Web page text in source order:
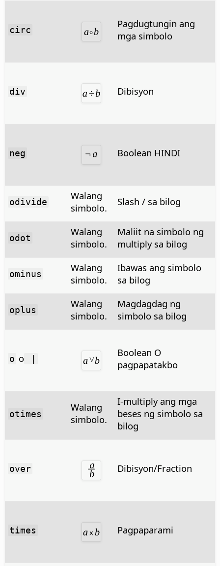
circ
Pagdugtungin ang
mga simbolo
div Dibisyon
neg Boolean HINDI
odivide
Walang
simbolo.
Slash / sa bilog
odot
Walang
simbolo.
Maliit na simbolo ng
multiply sa bilog
ominus
Walang
simbolo.
Ibawas ang simbolo
sa bilog
oplus
Walang
simbolo.
Magdagdag ng
simbolo sa bilog
o o
Boolean O
pagpapatakbo
otimes
Walang
simbolo.
I-multiply ang mga
beses ng simbolo sa
bilog
over Dibisyon/Fraction
times Pagpaparami